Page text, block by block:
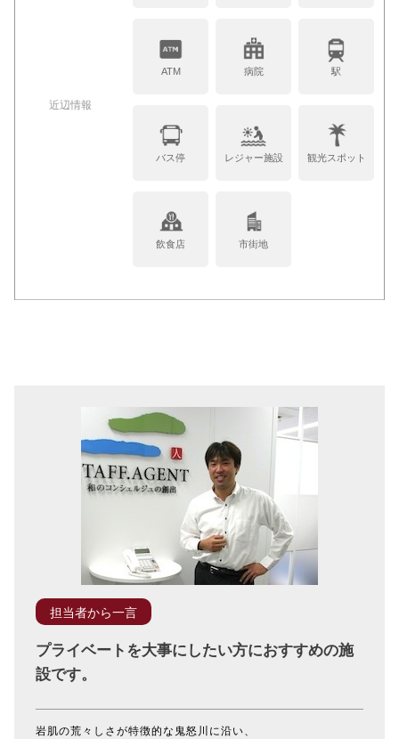
近辺情報
ATM 病院 駅
バス停 レジャー施設 観光スポット
飲食店 市街地
担当者から一言
プライベートを大事にしたい方におすすめの施
設です。
岩肌の荒々しさが特徴的な鬼怒川に沿い、